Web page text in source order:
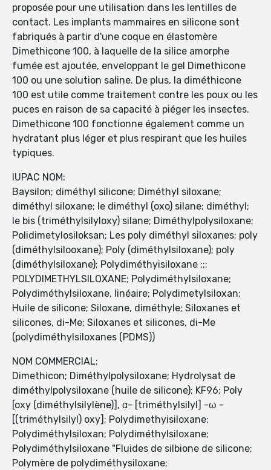
proposée pour une utilisation dans les lentilles de
contact. Les implants mammaires en silicone sont
fabriqués à partir d'une coque en élastomère
Dimethicone 100, à laquelle de la silice amorphe
fumée est ajoutée, enveloppant le gel Dimethicone
100 ou une solution saline. De plus, la diméthicone
100 est utile comme traitement contre les poux ou les
puces en raison de sa capacité à piéger les insectes.
Dimethicone 100 fonctionne également comme un
hydratant plus léger et plus respirant que les huiles
typiques.
IUPAC NOM:
Baysilon; diméthyl silicone; Diméthyl siloxane;
diméthyl siloxane; le diméthyl (oxo) silane; diméthyl;
le bis (triméthylsilyloxy) silane; Diméthylpolysiloxane;
Polidimetylosiloksan; Les poly diméthyl siloxanes; poly
(diméthylsilooxane); Poly (diméthylsiloxane); poly
(diméthylsiloxane); Polydiméthyisiloxane ;;;
POLYDIMETHYLSILOXANE; Polydiméthylsiloxane;
Polydiméthylsiloxane, linéaire; Polydimetylsiloxan;
Huile de silicone; Siloxane, diméthyle; Siloxanes et
silicones, di-Me; Siloxanes et silicones, di-Me
(polydiméthylsiloxanes (PDMS))
NOM COMMERCIAL:
Dimethicon; Diméthylpolysiloxane; Hydrolysat de
diméthylpolysiloxane (huile de silicone); KF96; Poly
[oxy (diméthylsilylène)], α- [triméthylsilyl] -ω -
[(triméthylsilyl) oxy]; Polydimethyisiloxane;
Polydiméthylsiloxan; Polydiméthylsiloxane;
Polydiméthylsiloxane "Fluides de silbione de silicone;
Polymère de polydiméthysiloxane;